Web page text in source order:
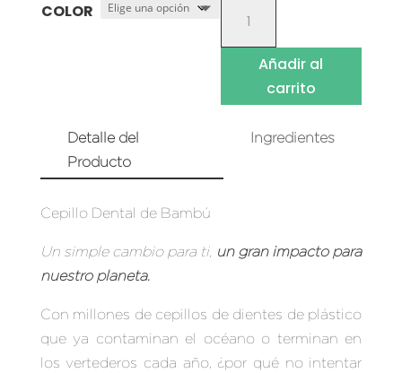
COLOR
DENTAL
BAMBÚ
CANTIDAD
Añadir al
carrito
Detalle del
Producto
Ingredientes
Cepillo Dental de Bambú
Un simple cambio para ti, un gran impacto para
nuestro planeta.
Con millones de cepillos de dientes de plástico
que ya contaminan el océano o terminan en
los vertederos cada año, ¿por qué no intentar